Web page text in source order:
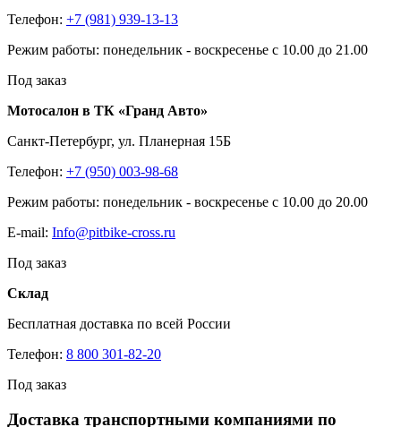
Телефон: +7 (981) 939-13-13
Режим работы: понедельник - воскресенье с 10.00 до 21.00
Под заказ
Мотосалон в ТК «Гранд Авто»
Санкт-Петербург, ул. Планерная 15Б
Телефон: +7 (950) 003-98-68
Режим работы: понедельник - воскресенье с 10.00 до 20.00
E-mail: Info@pitbike-cross.ru
Под заказ
Склад
Бесплатная доставка по всей России
Телефон: 8 800 301-82-20
Под заказ
Доставка транспортными компаниями по